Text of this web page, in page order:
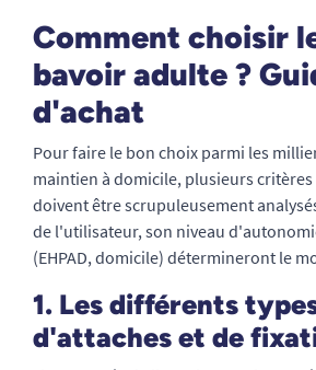
Comment choisir
bavoir adulte ?
d'achat
Pour faire le bon choix parmi les
maintien à domicile, plusieurs critères
doivent être scrupuleusement
de l'utilisateur, son niveau
(EHPAD, domicile) détermineront le
1. Les différents
d'attaches et de